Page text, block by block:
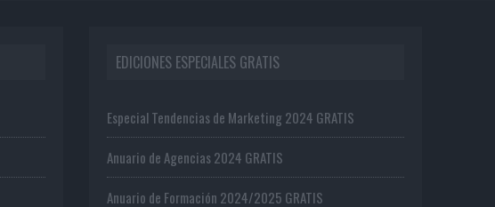
EDICIONES ESPECIALES GRATIS
Especial Tendencias de Marketing 2024 GRATIS
Anuario de Agencias 2024 GRATIS
Anuario de Formación 2024/2025 GRATIS